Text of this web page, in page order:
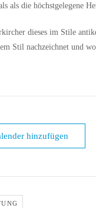
als die höchstgelegene
dieses im Stile
Stil nachzeichnet und
hinzufügen